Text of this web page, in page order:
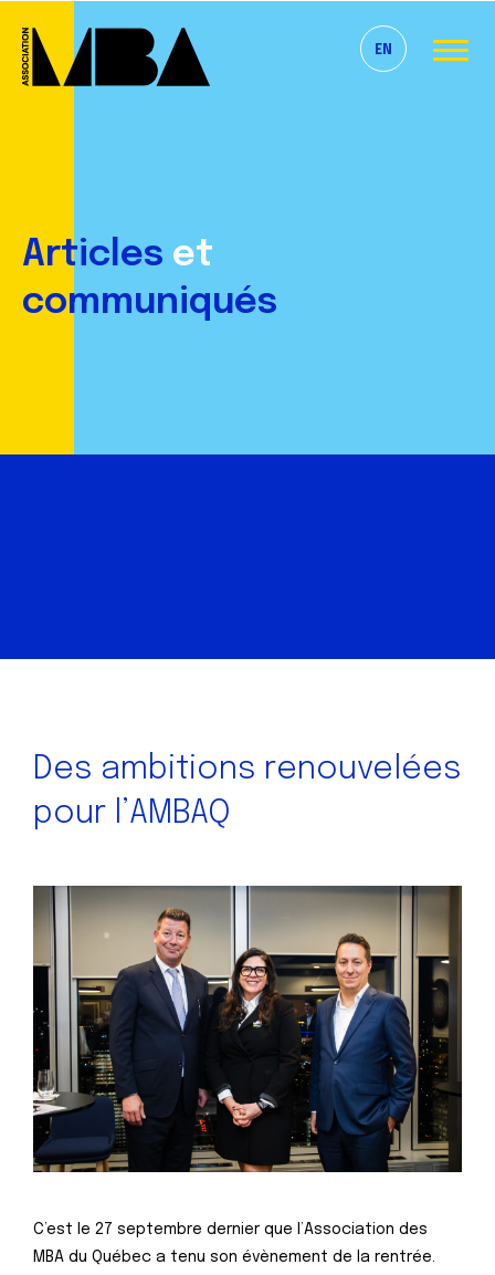
EN
Articles et
communiqués
Des ambitions renouvelées
pour l’AMBAQ
C’est le 27 septembre dernier que l’Association des
MBA du Québec a tenu son évènement de la rentrée.